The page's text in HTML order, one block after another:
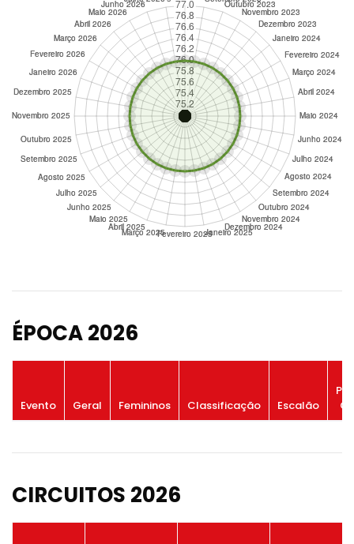
ÉPOCA 2026
Evento Geral Femininos Classificação Escalão
CIRCUITOS 2026